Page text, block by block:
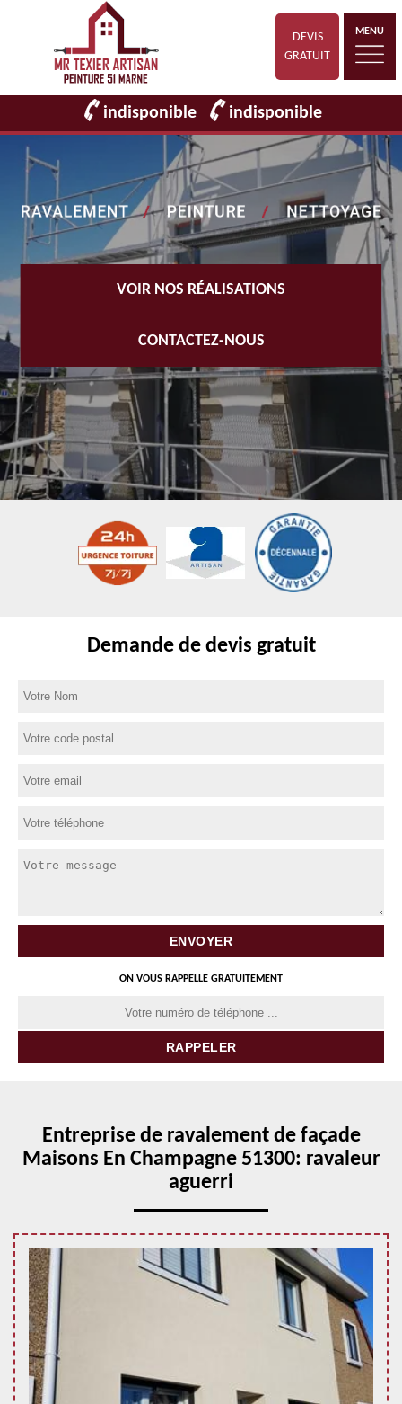
DEVIS
GRATUIT
MENU
indisponible indisponible
VOIR NOS RÉALISATIONS
CONTACTEZ-NOUS
Demande de devis gratuit
ON VOUS RAPPELLE GRATUITEMENT
Entreprise de ravalement de façade
Maisons En Champagne 51300: ravaleur
aguerri